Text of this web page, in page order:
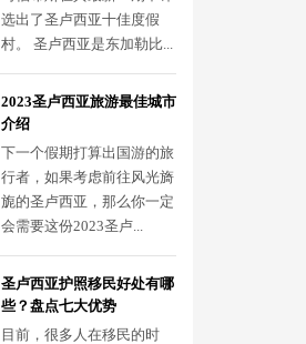
选出了圣卢西亚十佳度假
村。 圣卢西亚是东加勒比...
2023圣卢西亚旅游最佳城市
介绍
下一个假期打算出国游的旅
行者，如果考虑前往风光旖
旎的圣卢西亚，那么你一定
会需要这份2023圣卢...
圣卢西亚护照移民好处有哪
些？盘点七大优势
目前，很多人在移民的时